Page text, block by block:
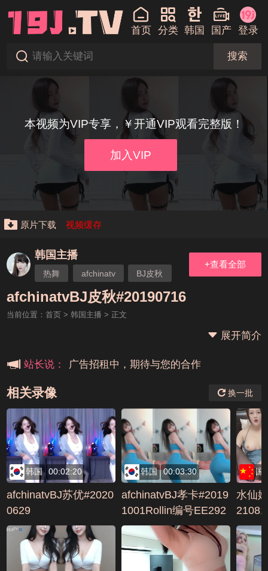
首页 分类 韩国 国产 登录
搜索
本视频为VIP专享，￥开通VIP观看完整版！
加入VIP
原片下载 视频缓存
韩国主播
热舞 afchinatv BJ皮秋
+查看全部
afchinatvBJ皮秋#20190716
当前位置： 首页> 韩国主播 > 正文
展开简介
站长说：
本站大事件(19j网站发展历程)
广告招租中，期待与您的合作
相关录像 换一批
韩国 00:02:20
afchinatvBJ苏优#2020
0629
韩国 00:03:30
afchinatvBJ孝卡#2019
1001Rollin编号EE292
881
国
水仙
3